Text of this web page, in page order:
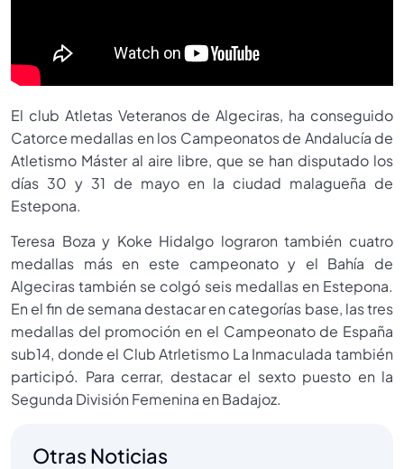
El club Atletas Veteranos de Algeciras, ha conseguido
Catorce medallas en los Campeonatos de Andalucía de
Atletismo Máster al aire libre, que se han disputado los
días 30 y 31 de mayo en la ciudad malagueña de
Estepona.
Teresa Boza y Koke Hidalgo lograron también cuatro
medallas más en este campeonato y el Bahía de
Algeciras también se colgó seis medallas en Estepona.
En el fin de semana destacar en categorías base, las tres
medallas del promoción en el Campeonato de España
sub14, donde el Club Atrletismo La Inmaculada también
participó. Para cerrar, destacar el sexto puesto en la
Segunda División Femenina en Badajoz.
Otras Noticias